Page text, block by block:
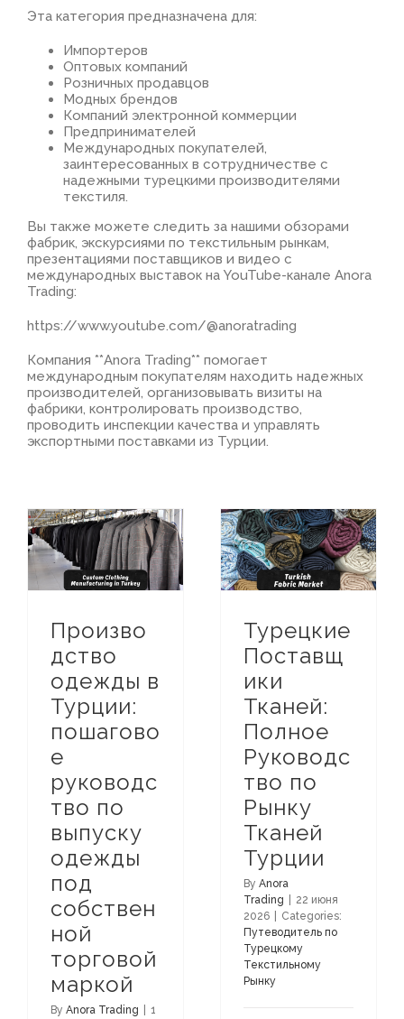
Эта категория предназначена для:
Импортеров
Оптовых компаний
Розничных продавцов
Модных брендов
Компаний электронной коммерции
Предпринимателей
Международных покупателей,
заинтересованных в сотрудничестве с
надежными турецкими производителями
текстиля.
Вы также можете следить за нашими обзорами
фабрик, экскурсиями по текстильным рынкам,
презентациями поставщиков и видео с
международных выставок на YouTube-канале Anora
Trading:
https://www.youtube.com/@anoratrading
Компания **Anora Trading** помогает
международным покупателям находить надежных
производителей, организовывать визиты на
фабрики, контролировать производство,
проводить инспекции качества и управлять
экспортными поставками из Турции.
Произво
дство
одежды в
Турции:
пошагово
е
руководс
тво по
выпуску
одежды
под
собствен
ной
торговой
маркой
By Anora Trading
1
Турецкие
Поставщ
ики
Тканей:
Полное
Руководс
тво по
Рынку
Тканей
Турции
By Anora
Trading
22 июня
2026
Categories:
Путеводитель по
Турецкому
Текстильному
Рынку